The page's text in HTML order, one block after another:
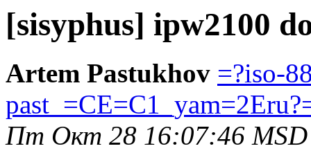
[sisyphus] ipw2100
Artem Pastukhov =?iso-
Пт Окт 28 16:07:46 MSD